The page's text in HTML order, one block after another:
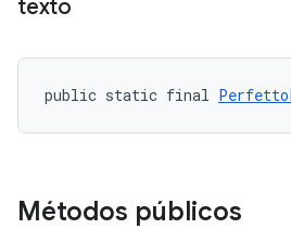
texto
public static final
Métodos públicos